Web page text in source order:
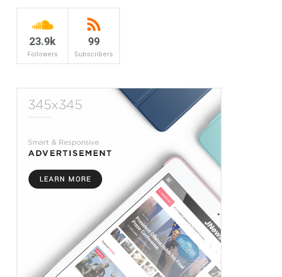
23.9k
Followers
99
Subscribers